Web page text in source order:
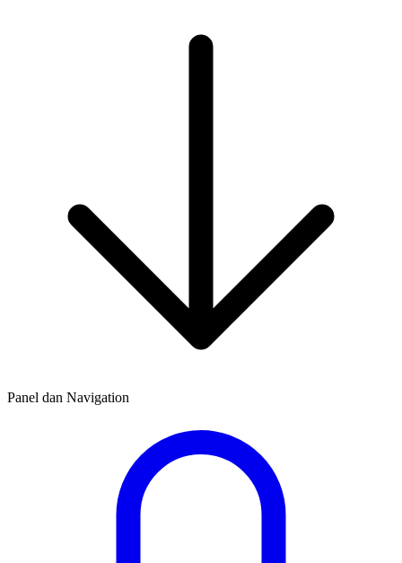
Panel dan Navigation